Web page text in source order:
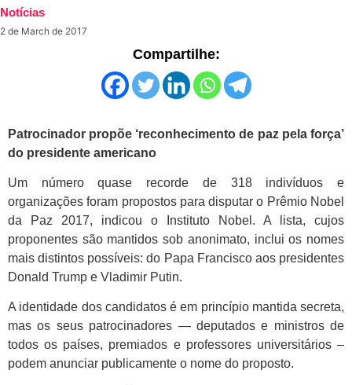
Notícias
2 de March de 2017
Compartilhe:
Patrocinador propõe ‘reconhecimento de paz pela força’
do presidente americano
Um número quase recorde de 318 indivíduos e
organizações foram propostos para disputar o Prêmio Nobel
da Paz 2017, indicou o Instituto Nobel. A lista, cujos
proponentes são mantidos sob anonimato, inclui os nomes
mais distintos possíveis: do Papa Francisco aos presidentes
Donald Trump e Vladimir Putin.
A identidade dos candidatos é em princípio mantida secreta,
mas os seus patrocinadores — deputados e ministros de
todos os países, premiados e professores universitários –
podem anunciar publicamente o nome do proposto.